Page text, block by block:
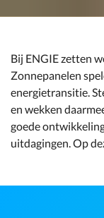
Bij ENGIE zetten
Zonnepanelen
energietransitie.
en wekken
goede
uitdagingen. Op